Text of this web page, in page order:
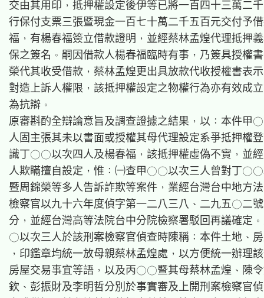
交由其用印，抵押權設定後伊等已將一百四十三萬二
行保付支票三張暨現金一百七十萬二千五百元交付予
福，有楊春福簽立借款證明，並經蔡林孟煌代理抵押
保之簽名。嗣因借款人楊春福臨時有事，乃簽具授權
榮代其收受借款，蔡林孟煌更出具放款代收授權書表
對造上訴人權限，該抵押權設定之物權行為亦有效成
為抗辯。
原審斟酌全辯論意旨及調查證據之結果，以：本件甲
人固主張其未以書面或授權其母代理設定系爭抵押權
識丁○○以次四人及楊春福，該抵押權虛偽不實，並
人欺瞞擅自設定，惟：㈠查甲○○以次三人曾對丁○○
暨周錦榮等多人告訴詐欺等案件，業經台灣台中地方
檢察官以九十六年度偵字第一二八三八、二九五○二
分，並經台灣高等法院台中分院檢察署駁回再議確定
○以次三人於該刑案檢察官偵查時陳稱：本件土地、
，印鑑章均統一放母親蔡林孟煌處，以方便統一辦理
房屋交易事宜等語，以及丙○○暨其母蔡林孟煌、陳
欽、彭振財及李明哲分別於事實審及上開刑案檢察官